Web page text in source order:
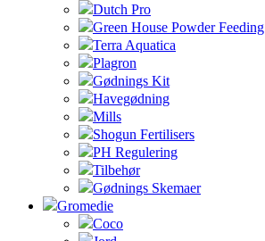
Dutch Pro
Green House Powder Feeding
Terra Aquatica
Plagron
Gødnings Kit
Havegødning
Mills
Shogun Fertilisers
PH Regulering
Tilbehør
Gødnings Skemaer
Gromedie
Coco